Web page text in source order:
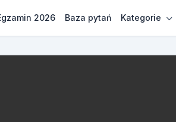
2026 Baza pytań Kategorie